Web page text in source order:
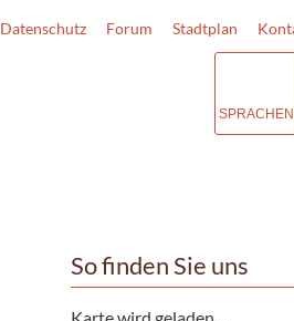
Datenschutz Forum Stadtplan
SPRACHEN
So finden Sie uns
Karte wird geladen...